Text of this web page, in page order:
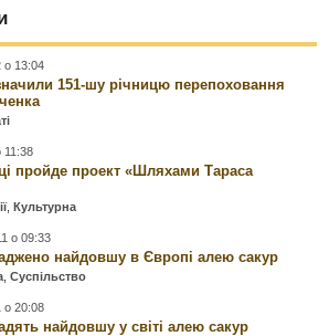
о 13:04
151-шу річницю перепоховання
11:38
пройде проект «Шляхами Тараса
,Культурна
о 09:33
найдовшу в Європі алею сакур
,Суспільство
о 20:08
найдовшу у світі алею сакур